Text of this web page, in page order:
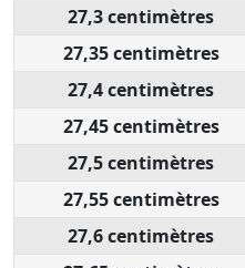
27,3 centimètres
27,35 centimètres
27,4 centimètres
27,45 centimètres
27,5 centimètres
27,55 centimètres
27,6 centimètres